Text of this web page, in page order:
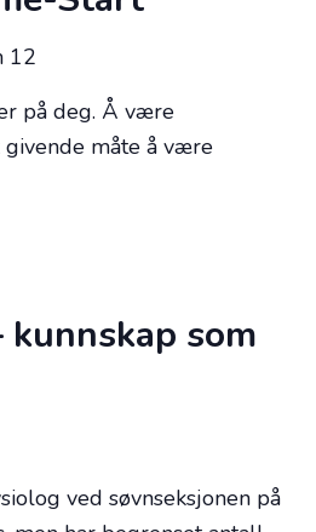
12
på deg. Å være
måte å være
kunnskap som
ved søvnseksjonen på